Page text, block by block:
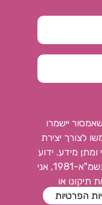
יישמרו
לצורך יצירת
ומתן מידע. ידוע
לי כי בהתאם לחוק הגנת הפרטיות, תשמ"א-1981, אני
תיקונו או
הפרטיות